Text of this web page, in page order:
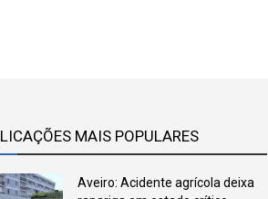
MAIS POPULARES
Aveiro: Acidente agrícola deixa